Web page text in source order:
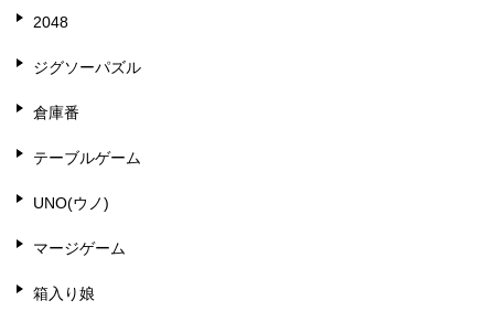
2048
ジグソーパズル
倉庫番
テーブルゲーム
UNO(ウノ)
マージゲーム
箱入り娘